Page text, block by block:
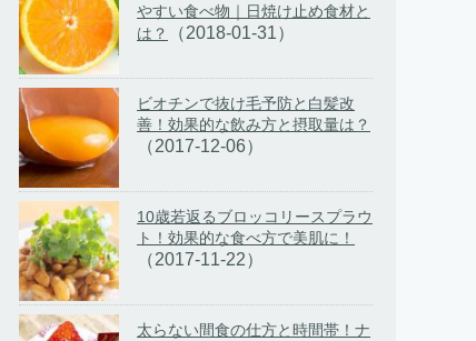
やすい食べ物｜日焼け止め食材と
は？
（2018-01-31）
ビオチンで抜け毛予防と白髪改
善！効果的な飲み方と摂取量は？
（2017-12-06）
10歳若返るブロッコリースプラウ
ト！効果的な食べ方で美肌に！
（2017-11-22）
太らない間食の仕方と時間帯！ナ